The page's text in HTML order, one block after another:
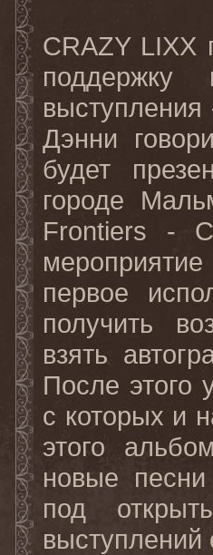
CRAZY LIXX
выступления
Дэнни
будет
городе
Frontiers
-
первое
получить
взять
После этого
с которых и
этого
новые
под
выступлений